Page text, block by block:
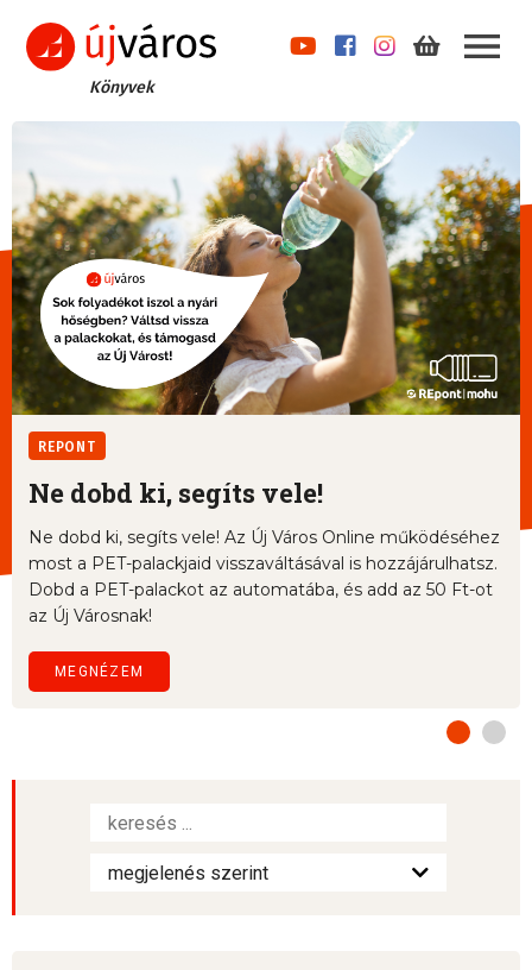
Könyvek
REPONT
Ne dobd ki, segíts vele!
Ne dobd ki, segíts vele! Az Új Város Online működéséhez
most a PET-palackjaid visszaváltásával is hozzájárulhatsz.
Dobd a PET-palackot az automatába, és add az 50 Ft-ot
az Új Városnak!
MEGNÉZEM